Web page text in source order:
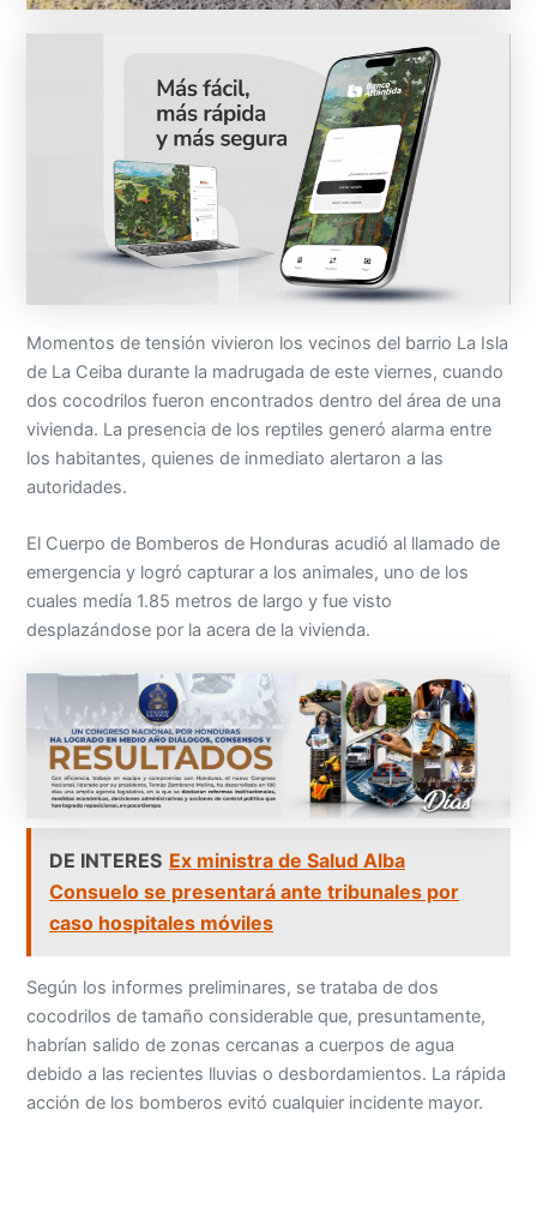
Momentos de tensión vivieron los vecinos del barrio La Isla
de La Ceiba durante la madrugada de este viernes, cuando
dos cocodrilos fueron encontrados dentro del área de una
vivienda. La presencia de los reptiles generó alarma entre
los habitantes, quienes de inmediato alertaron a las
autoridades.
El Cuerpo de Bomberos de Honduras acudió al llamado de
emergencia y logró capturar a los animales, uno de los
cuales medía 1.85 metros de largo y fue visto
desplazándose por la acera de la vivienda.
DE INTERES Ex ministra de Salud Alba
Consuelo se presentará ante tribunales por
caso hospitales móviles
Según los informes preliminares, se trataba de dos
cocodrilos de tamaño considerable que, presuntamente,
habrían salido de zonas cercanas a cuerpos de agua
debido a las recientes lluvias o desbordamientos. La rápida
acción de los bomberos evitó cualquier incidente mayor.